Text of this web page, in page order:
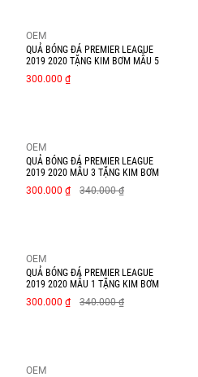
OEM
QUẢ BÓNG ĐÁ PREMIER LEAGUE
2019 2020 TẶNG KIM BƠM MẪU 5
300.000 ₫
OEM
QUẢ BÓNG ĐÁ PREMIER LEAGUE
2019 2020 MẪU 3 TẶNG KIM BƠM
300.000 ₫
340.000 ₫
OEM
QUẢ BÓNG ĐÁ PREMIER LEAGUE
2019 2020 MẪU 1 TẶNG KIM BƠM
300.000 ₫
340.000 ₫
OEM